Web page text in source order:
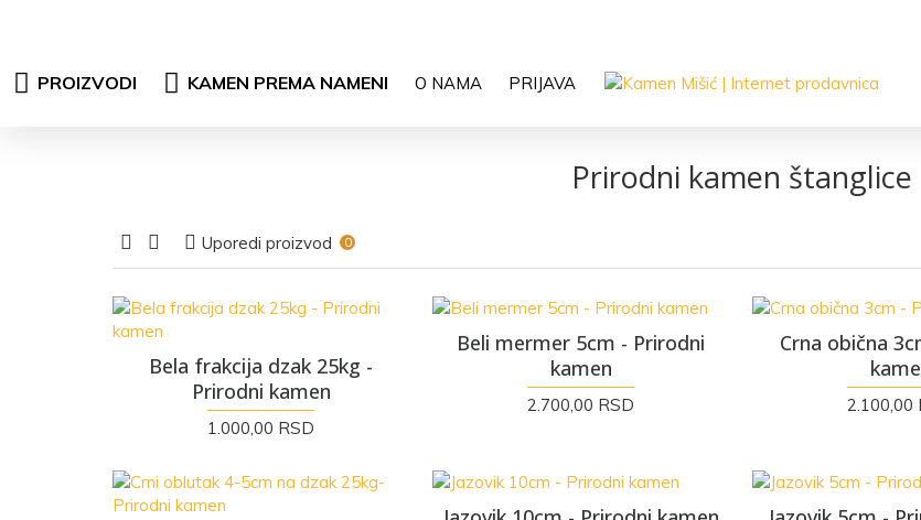
PROIZVODI KAMEN PREMA NAMENI O NAMA PRIJAVA
Prirodni kamen štanglice
Uporedi proizvod 0
Bela frakcija dzak 25kg -
Prirodni kamen
1.000,00 RSD
Beli mermer 5cm - Prirodni
kamen
2.700,00 RSD
Crna obična
2.100,00